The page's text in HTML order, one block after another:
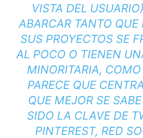
VISTA DEL
ABARCAR TANTO
SUS PROYECTOS SE
AL POCO O TIENEN
MINORITARIA,
PARECE QUE
QUE MEJOR SE
SIDO LA CLAVE DE
PINTEREST, RED